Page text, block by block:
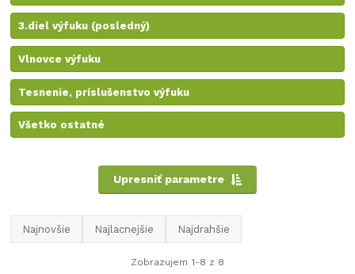
3.diel výfuku (posledný)
Vlnovce výfuku
Tesnenie, príslušenstvo výfuku
Všetko ostatné
Upresniť parametre
Najnovšie Najlacnejšie Najdrahšie
Zobrazujem 1-8 z 8